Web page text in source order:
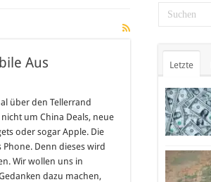
Aus
über den Tellerrand
um China Deals, neue
oder sogar Apple. Die
Denn dieses wird
Wir wollen uns in
dazu machen,
Letzte